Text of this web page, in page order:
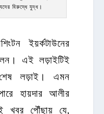
বিরুদ্ধে যুদ্ধ।
ইয়র্কটাউনের
এই লড়াইটিই
শেষ লড়াই। এমন
হায়দার আলীর
খবর পৌঁছায় যে,